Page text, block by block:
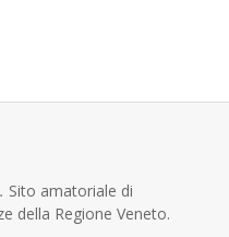
Sito amatoriale di
della Regione Veneto.